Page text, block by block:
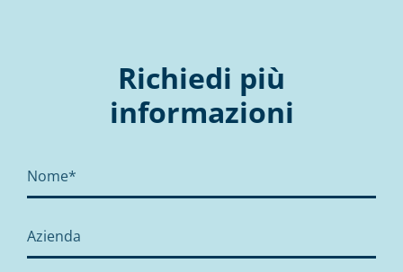
Richiedi più
informazioni